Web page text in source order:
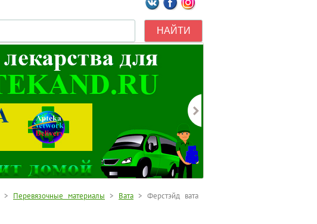
Мы ВКонтакте
Мы на Facebook
Мы в Instagramm
> Перевязочные материалы > Вата > Ферстэйд вата